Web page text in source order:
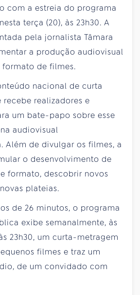
com a estreia do programa
terça (20), às 23h30. A
pela jornalista Tâmara
a produção audiovisual
formato de filmes.
nacional de curta
recebe realizadores e
um bate-papo sobre esse
audiovisual
Além de divulgar os filmes, a
o desenvolvimento de
formato, descobrir novos
plateias.
de 26 minutos, o programa
exibe semanalmente, às
23h30, um curta-metragem
filmes e traz um
de um convidado com